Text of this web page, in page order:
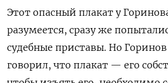
Этот опасный плакат у
разумеется, сразу же
судебные приставы. Но Горинов
говорил, что плакат — его